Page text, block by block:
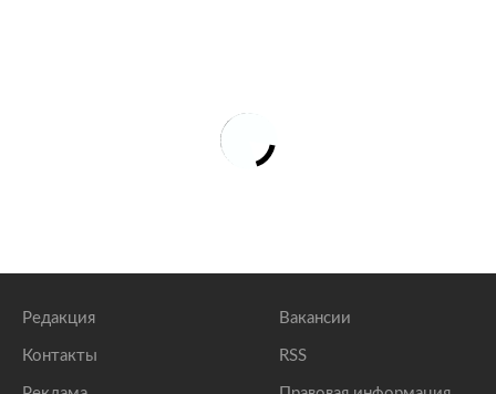
Редакция
Контакты
Вакансии
RSS